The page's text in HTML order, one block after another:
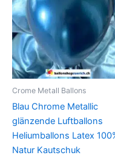
Crome Metall Ballons
Blau Chrome Metallic
glänzende Luftballons
Heliumballons Latex
Natur Kautschuk